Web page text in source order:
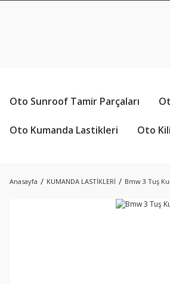
Oto Sunroof Tamir Parçaları
Oto Kumanda Lastikleri Oto
Anasayfa KUMANDA LASTİKLERİ Bmw 3 Tuş